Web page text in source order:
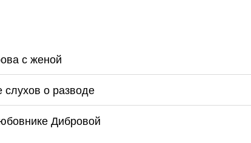
с женой
о разводе
Дибровой